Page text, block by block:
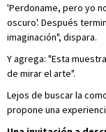
'Perdoname, pero yo
oscuro'. Después
imaginación", dispara.
Y agrega: "Esta
de mirar el arte".
Lejos de buscar la
propone una